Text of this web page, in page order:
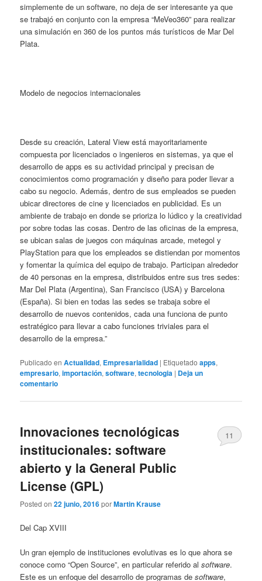
simplemente de un software, no deja de ser interesante ya que
se trabajó en conjunto con la empresa “MeVeo360” para realizar
una simulación en 360 de los puntos más turísticos de Mar Del
Plata.
Modelo de negocios internacionales
Desde su creación, Lateral View está mayoritariamente
compuesta por licenciados o ingenieros en sistemas, ya que el
desarrollo de apps es su actividad principal y precisan de
conocimientos como programación y diseño para poder llevar a
cabo su negocio. Además, dentro de sus empleados se pueden
ubicar directores de cine y licenciados en publicidad. Es un
ambiente de trabajo en donde se prioriza lo lúdico y la creatividad
por sobre todas las cosas. Dentro de las oficinas de la empresa,
se ubican salas de juegos con máquinas arcade, metegol y
PlayStation para que los empleados se distiendan por momentos
y fomentar la química del equipo de trabajo. Participan alrededor
de 40 personas en la empresa, distribuidos entre sus tres sedes:
Mar Del Plata (Argentina), San Francisco (USA) y Barcelona
(España). Si bien en todas las sedes se trabaja sobre el
desarrollo de nuevos contenidos, cada una funciona de punto
estratégico para llevar a cabo funciones triviales para el
desarrollo de la empresa.”
Publicado en Actualidad, Empresarialidad | Etiquetado apps,
empresario,importación,software,tecnologia | Deja un
comentario
Innovaciones tecnológicas
institucionales: software
abierto y la General Public
License (GPL)
Posted on22 junio, 2016porMartin Krause
11
Del Cap XVIII
Un gran ejemplo de instituciones evolutivas es lo que ahora se
conoce como “Open Source”, en particular referido alsoftware.
Este es un enfoque del desarrollo de programas desoftware,